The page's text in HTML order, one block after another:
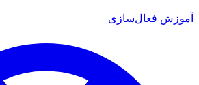
فعال‌سازی